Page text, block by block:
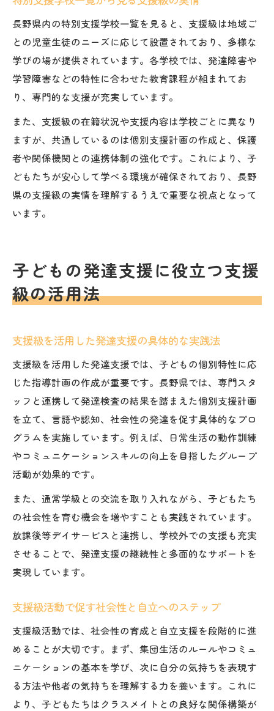
長野県内の特別支援学校一覧を見ると、支援級は地域ご
との児童生徒のニーズに応じて設置されており、多様な
学びの場が提供されています。各学校では、発達障害や
学習障害などの特性に合わせた教育課程が組まれてお
り、専門的な支援が充実しています。
また、支援級の在籍状況や支援内容は学校ごとに異なり
ますが、共通しているのは個別支援計画の作成と、保護
者や関係機関との連携体制の強化です。これにより、子
どもたちが安心して学べる環境が確保されており、長野
県の支援級の実情を理解するうえで重要な視点となって
います。
子どもの発達支援に役立つ支援
級の活用法
支援級を活用した発達支援の具体的な実践法
支援級を活用した発達支援では、子どもの個別特性に応
じた指導計画の作成が重要です。長野県では、専門スタ
ッフと連携して発達検査の結果を踏まえた個別支援計画
を立て、言語や認知、社会性の発達を促す具体的なプロ
グラムを実施しています。例えば、日常生活の動作訓練
やコミュニケーションスキルの向上を目指したグループ
活動が効果的です。
また、通常学級との交流を取り入れながら、子どもたち
の社会性を育む機会を増やすことも実践されています。
放課後等デイサービスと連携し、学校外での支援も充実
させることで、発達支援の継続性と多面的なサポートを
実現しています。
支援級活動で促す社会性と自立へのステップ
支援級活動では、社会性の育成と自立支援を段階的に進
めることが大切です。まず、集団生活のルールやコミュ
ニケーションの基本を学び、次に自分の気持ちを表現す
る方法や他者の気持ちを理解する力を養います。これに
より、子どもたちはクラスメイトとの良好な関係構築が